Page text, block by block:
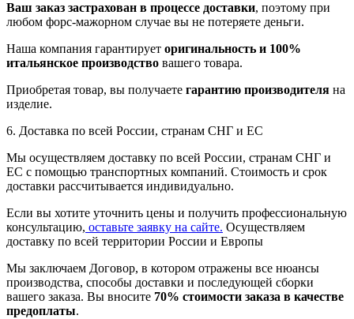
Ваш заказ застрахован в процессе доставки, поэтому при
любом форс-мажорном случае вы не потеряете деньги.
Наша компания гарантирует оригинальность и 100%
итальянское производство вашего товара.
Приобретая товар, вы получаете гарантию производителя на
изделие.
6. Доставка по всей России, странам СНГ и ЕС
Мы осуществляем доставку по всей России, странам СНГ и
ЕС с помощью транспортных компаний. Стоимость и срок
доставки рассчитывается индивидуально.
Если вы хотите уточнить цены и получить профессиональную
консультацию, оставьте заявку на сайте. Осуществляем
доставку по всей территории России и Европы
Мы заключаем Договор, в котором отражены все нюансы
производства, способы доставки и последующей сборки
вашего заказа. Вы вносите 70% стоимости заказа в качестве
предоплаты.